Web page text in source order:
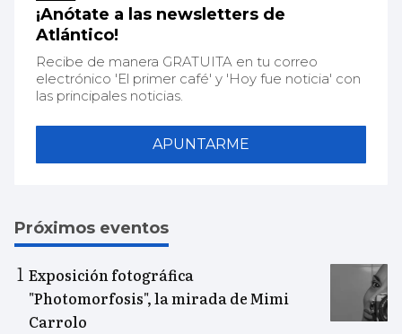
¡Anótate a las newsletters de
Atlántico!
Recibe de manera GRATUITA en tu correo
electrónico 'El primer café' y 'Hoy fue noticia' con
las principales noticias.
APUNTARME
Próximos eventos
Exposición fotográfica
"Photomorfosis", la mirada de Mimi
Carrolo